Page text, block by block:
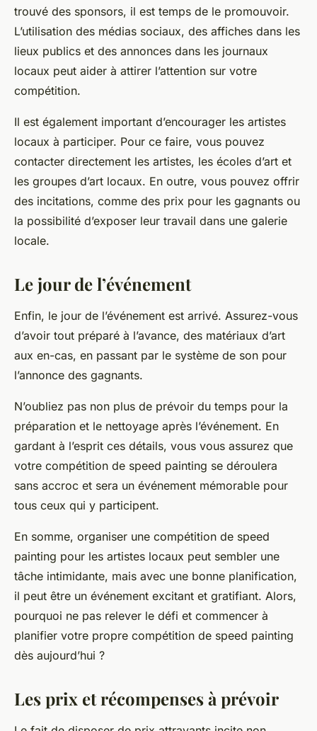
trouvé des sponsors, il est temps de le promouvoir.
L’utilisation des médias sociaux, des affiches dans les
lieux publics et des annonces dans les journaux
locaux peut aider à attirer l’attention sur votre
compétition.
Il est également important d’encourager les artistes
locaux à participer. Pour ce faire, vous pouvez
contacter directement les artistes, les écoles d’art et
les groupes d’art locaux. En outre, vous pouvez offrir
des incitations, comme des prix pour les gagnants ou
la possibilité d’exposer leur travail dans une galerie
locale.
Le jour de l’événement
Enfin, le jour de l’événement est arrivé. Assurez-vous
d’avoir tout préparé à l’avance, des matériaux d’art
aux en-cas, en passant par le système de son pour
l’annonce des gagnants.
N’oubliez pas non plus de prévoir du temps pour la
préparation et le nettoyage après l’événement. En
gardant à l’esprit ces détails, vous vous assurez que
votre compétition de speed painting se déroulera
sans accroc et sera un événement mémorable pour
tous ceux qui y participent.
En somme, organiser une compétition de speed
painting pour les artistes locaux peut sembler une
tâche intimidante, mais avec une bonne planification,
il peut être un événement excitant et gratifiant. Alors,
pourquoi ne pas relever le défi et commencer à
planifier votre propre compétition de speed painting
dès aujourd’hui ?
Les prix et récompenses à prévoir